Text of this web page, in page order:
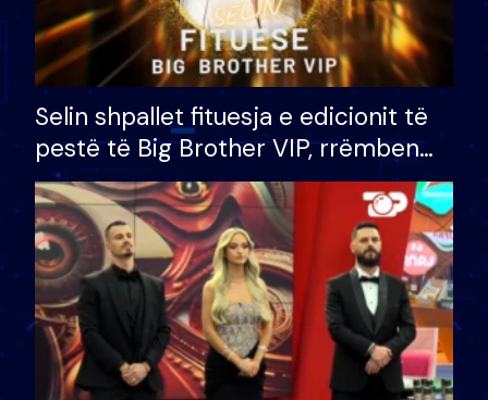
Selin shpallet fituesja e edicionit të
pestë të Big Brother VIP, rrëmben
çmimin e madh prej 100 mijë eurosh